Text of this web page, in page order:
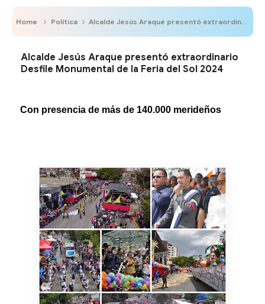
Home Política Alcalde Jesús Araque presentó extraordinario Desfile Monumental de la Feria del Sol 2024
Alcalde Jesús Araque presentó extraordinario
Desfile Monumental de la Feria del Sol 2024
Con presencia de más de 140.000 merideños